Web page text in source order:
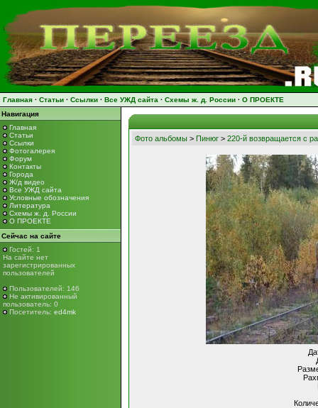
Главная · Статьи · Ссылки · Все УЖД сайта · Схемы ж. д. России · О ПРОЕКТЕ
Навигация
Главная
Статьи
Ссылки
Фотогалерея
Форум
Контакты
Города
Ж/д видео
Все УЖД сайта
Условные обозначения
Литература
Схемы ж. д. России
О ПРОЕКТЕ
Сейчас на сайте
Гостей: 1
На сайте нет
зарегистрированных
пользователей
Пользователей: 146
Не активированный
пользователь: 0
Посетитель: ed4mk
Фото альбомы > Пинюг > 220-й возвращается с